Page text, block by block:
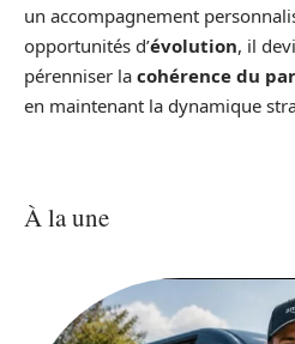
un accompagnement
opportunités d’évolution, il
pérenniser la cohérence du
en maintenant la dynamique
À la une